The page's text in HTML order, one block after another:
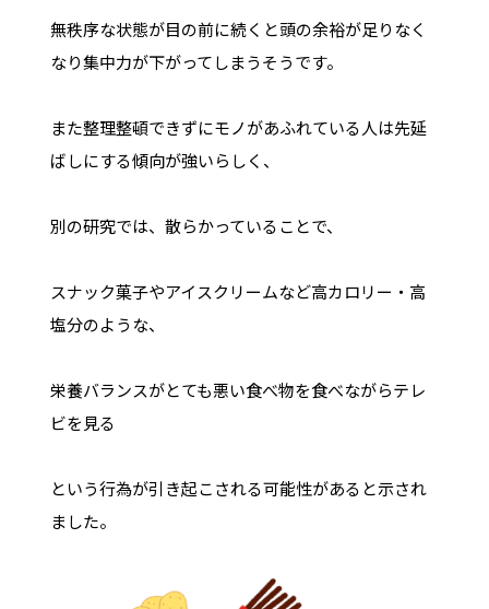
無秩序な状態が目の前に続くと頭の余裕が足りなく
なり集中力が下がってしまうそうです。
また整理整頓できずにモノがあふれている人は先延
ばしにする傾向が強いらしく、
別の研究では、散らかっていることで、
スナック菓子やアイスクリームなど高カロリー・高
塩分のような、
栄養バランスがとても悪い食べ物を食べながらテレ
ビを見る
という行為が引き起こされる可能性があると示され
ました。